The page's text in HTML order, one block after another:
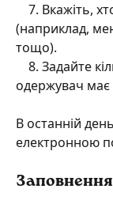
(наприклад,
тощо).
одержувач
В останній
електронною